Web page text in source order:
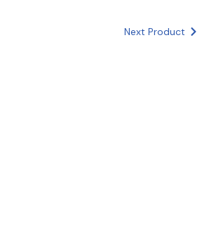
Next Product